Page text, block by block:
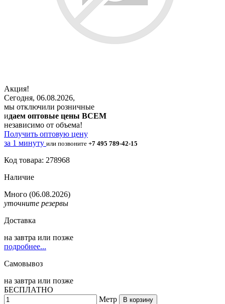
Акция!
Сегодня, 06.08.2026,
мы отключили розничные
идаем оптовые цены ВСЕМ
независимо от объема!
Получить оптовую цену
за 1 минуту или позвоните +7 495 789-42-15
Код товара: 278968
Наличие
Много (06.08.2026)
уточните резервы
Доставка
на завтра или позже
подробнее...
Самовывоз
на завтра или позже
БЕСПЛАТНО
Метр
В корзину